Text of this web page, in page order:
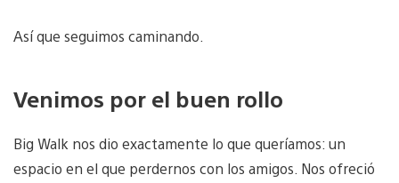
Así que seguimos caminando.
Venimos por el buen rollo
Big Walk nos dio exactamente lo que queríamos: un
espacio en el que perdernos con los amigos. Nos ofreció